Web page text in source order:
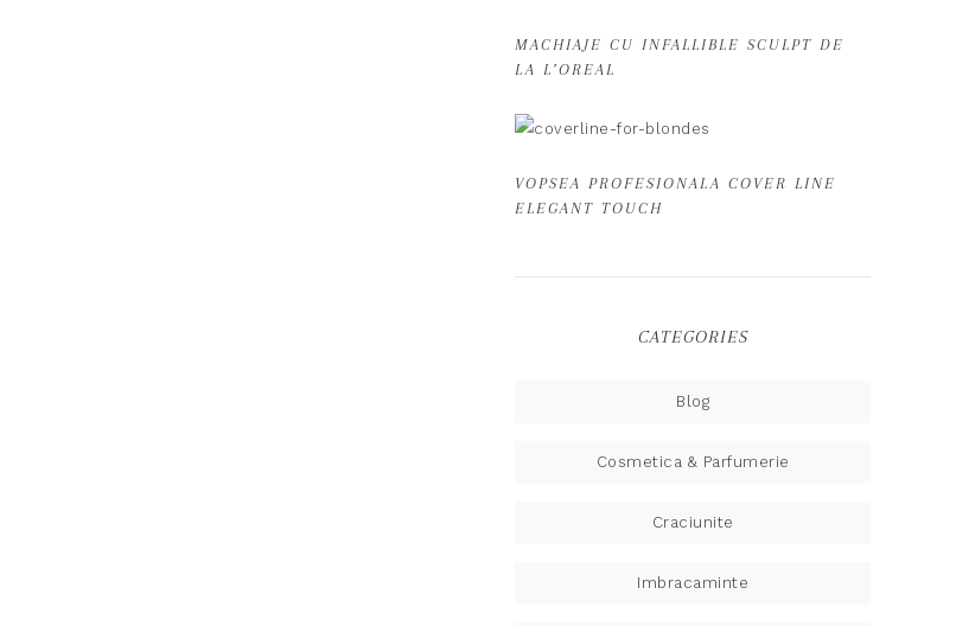
MACHIAJE CU INFALLIBLE SCULPT DE
LA L’OREAL
VOPSEA PROFESIONALA COVER LINE
ELEGANT TOUCH
CATEGORIES
Blog
Cosmetica & Parfumerie
Craciunite
Imbracaminte